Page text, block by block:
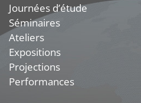
Journées d’étude
Séminaires
Ateliers
Expositions
Projections
Performances